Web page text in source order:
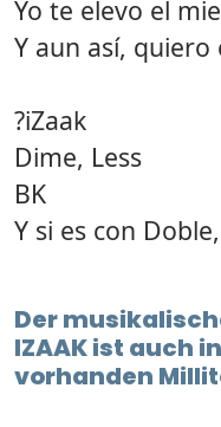
Yo te elevo el
Y aun así,
?iZaak
Dime, Less
BK
Y si es con
Der
IZAAK ist auch
vorhanden